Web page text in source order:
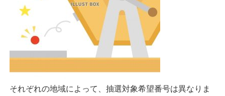
それぞれの地域によって、抽選対象希望番号は異なりま